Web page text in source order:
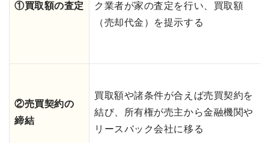
①買取額の査定
ク業者が家の査定を行い、買取額
（売却代金）を提示する
②売買契約の
締結
買取額や諸条件が合えば売買契約を
結び、所有権が売主から金融機関や
リースバック会社に移る